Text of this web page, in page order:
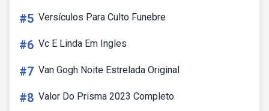
#5 Versículos Para Culto Funebre
#6 Vc E Linda Em Ingles
#7 Van Gogh Noite Estrelada Original
#8 Valor Do Prisma 2023 Completo